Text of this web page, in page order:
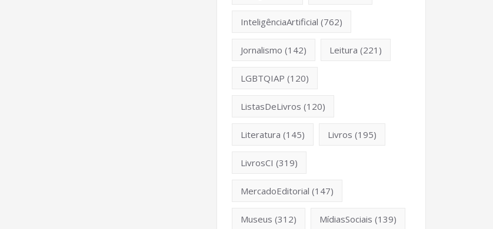
InteligênciaArtificial (762)
Jornalismo (142) Leitura (221)
LGBTQIAP (120)
ListasDeLivros (120)
Literatura (145) Livros (195)
LivrosCI (319)
MercadoEditorial (147)
Museus (312) MídiasSociais (139)